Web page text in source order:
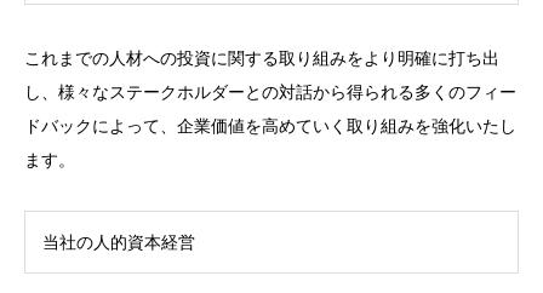
これまでの人材への投資に関する取り組みをより明確に打ち出
し、様々なステークホルダーとの対話から得られる多くのフィー
ドバックによって、企業価値を高めていく取り組みを強化いたし
ます。
当社の人的資本経営